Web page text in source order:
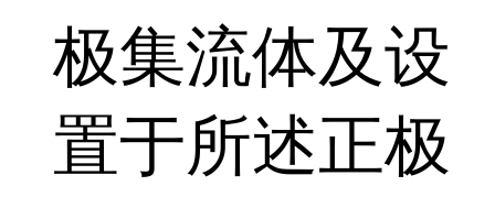
极集流体及设
置于所述正极